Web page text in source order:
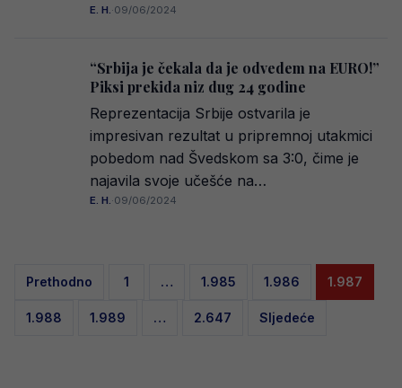
E. H.·09/06/2024
“Srbija je čekala da je odvedem na EURO!”
Piksi prekida niz dug 24 godine
Reprezentacija Srbije ostvarila je
impresivan rezultat u pripremnoj utakmici
pobedom nad Švedskom sa 3:0, čime je
najavila svoje učešće na…
E. H.·09/06/2024
Posts
pagination
Prethodno 1 … 1.985 1.986 1.987
1.988 1.989 … 2.647 Sljedeće